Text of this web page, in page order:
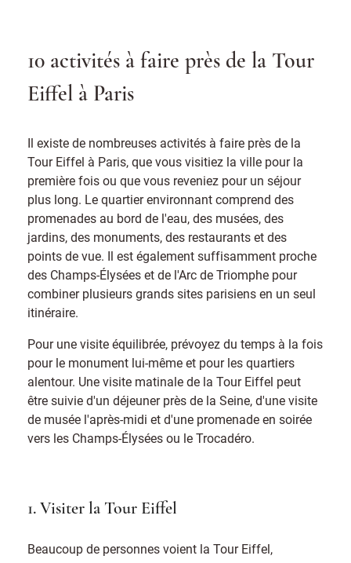
10 activités à faire près de la Tour
Eiffel à Paris
Il existe de nombreuses activités à faire près de la
Tour Eiffel à Paris, que vous visitiez la ville pour la
première fois ou que vous reveniez pour un séjour
plus long. Le quartier environnant comprend des
promenades au bord de l'eau, des musées, des
jardins, des monuments, des restaurants et des
points de vue. Il est également suffisamment proche
des Champs-Élysées et de l'Arc de Triomphe pour
combiner plusieurs grands sites parisiens en un seul
itinéraire.
Pour une visite équilibrée, prévoyez du temps à la fois
pour le monument lui-même et pour les quartiers
alentour. Une visite matinale de la Tour Eiffel peut
être suivie d'un déjeuner près de la Seine, d'une visite
de musée l'après-midi et d'une promenade en soirée
vers les Champs-Élysées ou le Trocadéro.
1. Visiter la Tour Eiffel
Beaucoup de personnes voient la Tour Eiffel,